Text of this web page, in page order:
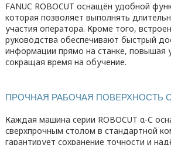
FANUC ROBOCUT оснащён удобной
которая позволяет выполнять
участия оператора. Кроме того,
руководства обеспечивают быстрый
информации прямо на станке, повышая
сокращая время на обучение.
ПРОЧНАЯ РАБОЧАЯ ПОВЕРХНОСТЬ
Каждая машина серии ROBOCUT α-С
сверхпрочным столом в стандартной
гарантирует сохранение точности и